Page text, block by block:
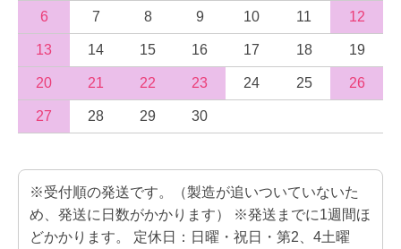
6 7 8 9 10 11 12
13 14 15 16 17 18 19
20 21 22 23 24 25 26
27 28 29 30
※受付順の発送です。（製造が追いついていないた
め、発送に日数がかかります） ※発送までに1週間ほ
どかかります。 定休日：日曜・祝日・第2、4土曜